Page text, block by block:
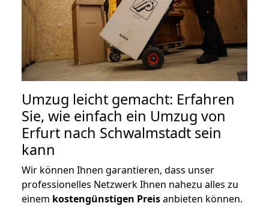
Umzug leicht gemacht: Erfahren
Sie, wie einfach ein Umzug von
Erfurt nach Schwalmstadt sein
kann
Wir können Ihnen garantieren, dass unser
professionelles Netzwerk Ihnen nahezu alles zu
einem kostengünstigen Preisanbieten können.